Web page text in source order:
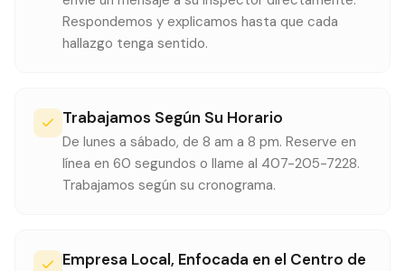
Respondemos y explicamos hasta que cada
hallazgo tenga sentido.
Trabajamos Según Su Horario
De lunes a sábado, de 8 am a 8 pm. Reserve en
línea en 60 segundos o llame al 407-205-7228.
Trabajamos según su cronograma.
Empresa Local, Enfocada en el Centro de